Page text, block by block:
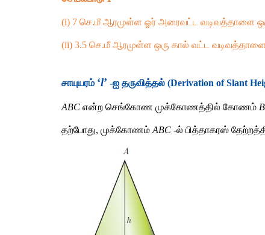
(i) 7 செ.மீ ஆரமுள்ள ஓர் அரைவட்ட வடிவத்தாளை
(ii) 3.5 செ.மீ ஆரமுள்ள ஒரு கால் வட்ட
சாயுயரம் ‘l’ -ஐ தருவித்தல் (Derivation of Slant
ABC என்ற செங்கோண முக்கோணத்தில் கோணம் B
தற்போது, முக்கோணம் ABC -ல் பித்தாகரஸ்